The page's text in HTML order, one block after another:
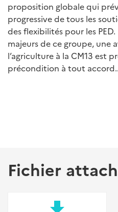
proposition globale qui
progressive de tous les
des flexibilités pour les
majeurs de ce groupe, une
l’agriculture à la CM13 est
précondition à tout
Fichier